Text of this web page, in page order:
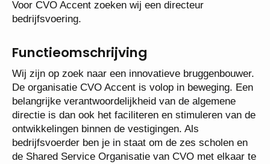
Voor CVO Accent zoeken wij een directeur
bedrijfsvoering.
Functieomschrijving
Wij zijn op zoek naar een innovatieve
bruggenbouwer. De organisatie CVO Accent is volop
in beweging. Een belangrijke verantwoordelijkheid
van de algemene directie is dan ook het faciliteren
en stimuleren van de ontwikkelingen binnen de
vestigingen. Als bedrijfsvoerder ben je in staat om
de zes scholen en de Shared Service Organisatie